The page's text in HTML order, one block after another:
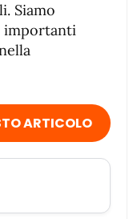
Siamo
importanti
ARTICOLO